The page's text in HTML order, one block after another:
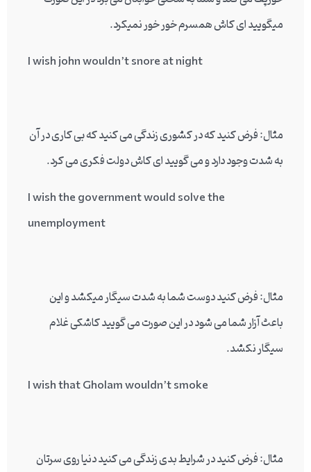
میگویید ای کاش همسرم خور خور نمیکرد.
I wish john wouldn’t snore at night
مثال: فرض کنید که در کشوری زندگی می کنید که بی کاری در آن
به شدت وجود دارد و می گویید ای کاش دولت فکری می کرد.
I wish the government would solve the
unemployment
مثال: فرض کنید دوست شما به شدت سیگار میکشد و این
باعث آزار شما می شود در این صورت می گویید کاشکی غلام
سیگار نکشد.
I wish that Gholam wouldn’t smoke
مثال: فرض کنید در شرایط بدی زندگی می کنید دنیا روی سرتان